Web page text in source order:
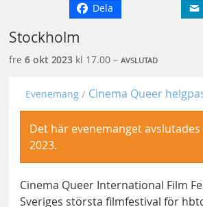
Dela
Stockholm
fre6 okt 2023 kl 17.00 –AVSLUTAD
Evenemang Cinema Queer
Det här evenemanget
2023.
Cinema Queer International Film
Sveriges största filmfestival för